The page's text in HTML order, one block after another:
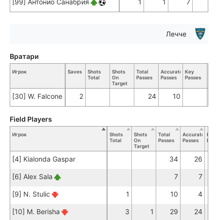
[99] Антонио Санабрия 1 1 7
Лечче
Игрок Saves
Shots
Total
Shots
On
Target
Total
Passes
Accurate
Passes
Key
Passes
[30] W. Falcone 2 24 10
Вратари
Игрок
Shots
Total
Shots
On
Target
Total
Passes
Accurate
Passes
Key
[4] Kialonda Gaspar 34 26
[6] Alex Sala 7 7
[9] N. Stulic 1 10 4
[10] M. Berisha 3 1 29 24
Field Players